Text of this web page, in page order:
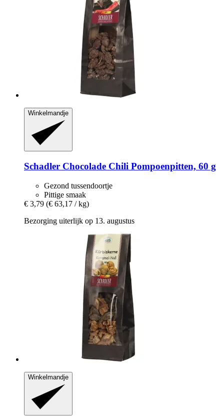
Winkelmandje
Schadler Chocolade Chili Pompoenpitten, 60 g
Gezond tussendoortje
Pittige smaak
€ 3,79 (€ 63,17 / kg)
Bezorging uiterlijk op 13. augustus
Winkelmandje